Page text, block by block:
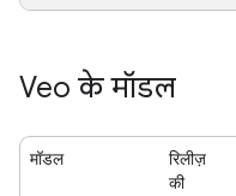
Veo के मॉडल
मॉडल
रिलीज़
की